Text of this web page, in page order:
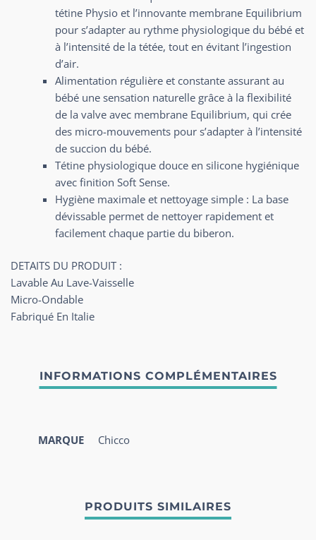
tétine Physio et l’innovante membrane Equilibrium
pour s’adapter au rythme physiologique du bébé et
à l’intensité de la tétée, tout en évitant l’ingestion
d’air.
Alimentation régulière et constante assurant au
bébé une sensation naturelle grâce à la flexibilité
de la valve avec membrane Equilibrium, qui crée
des micro-mouvements pour s’adapter à l’intensité
de succion du bébé.
Tétine physiologique douce en silicone hygiénique
avec finition Soft Sense.
Hygiène maximale et nettoyage simple : La base
dévissable permet de nettoyer rapidement et
facilement chaque partie du biberon.
DETAITS DU PRODUIT :
Lavable Au Lave-Vaisselle
Micro-Ondable
Fabriqué En Italie
MARQUE Chicco
PRODUITS SIMILAIRES